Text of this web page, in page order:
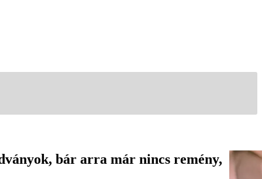
bár arra már nincs remény,